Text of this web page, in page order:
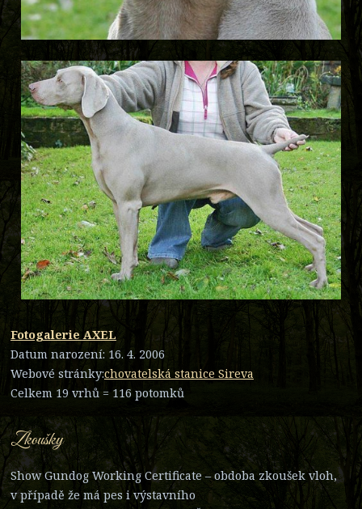
Fotogalerie AXEL
Datum narození: 16. 4. 2006
Webové stránky:chovatelská stanice Sireva
Celkem 19 vrhů = 116 potomků
Zkoušky
Show Gundog Working Certificate – obdoba zkoušek vloh,
v případě že má pes i výstavního